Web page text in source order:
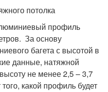
потолка
профиль
За основу
багета с высотой в
данные, натяжной
не менее 2,5 – 3,7
какой профиль будет